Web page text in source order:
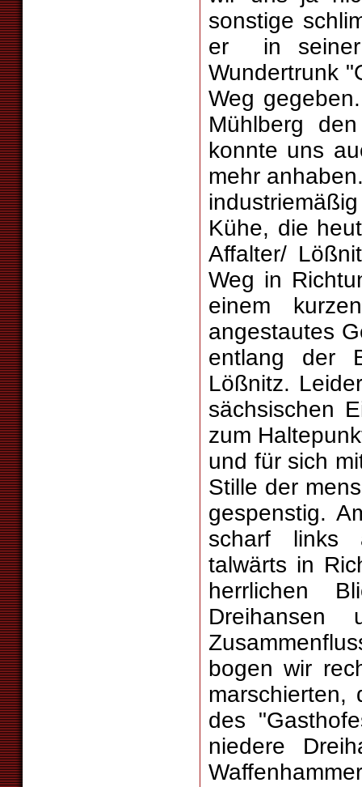
sonstige
er in seiner
Wundertrunk
Weg
Mühlberg
konnte uns
mehr
Kühe, die
Affalter/
Weg in
einem
angestautes
entlang der
Lößnitz.
sächsischen
zum
und für sich
Stille der
gespenstig.
scharf links
talwärts in
herrlichen
Dreihansen
bogen wir
marschierten,
des
niedere